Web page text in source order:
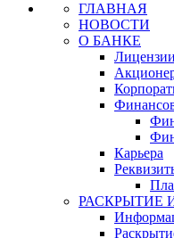
ГЛАВНАЯ
НОВОСТИ
О БАНКЕ
Карьера
РАСКРЫТИЕ